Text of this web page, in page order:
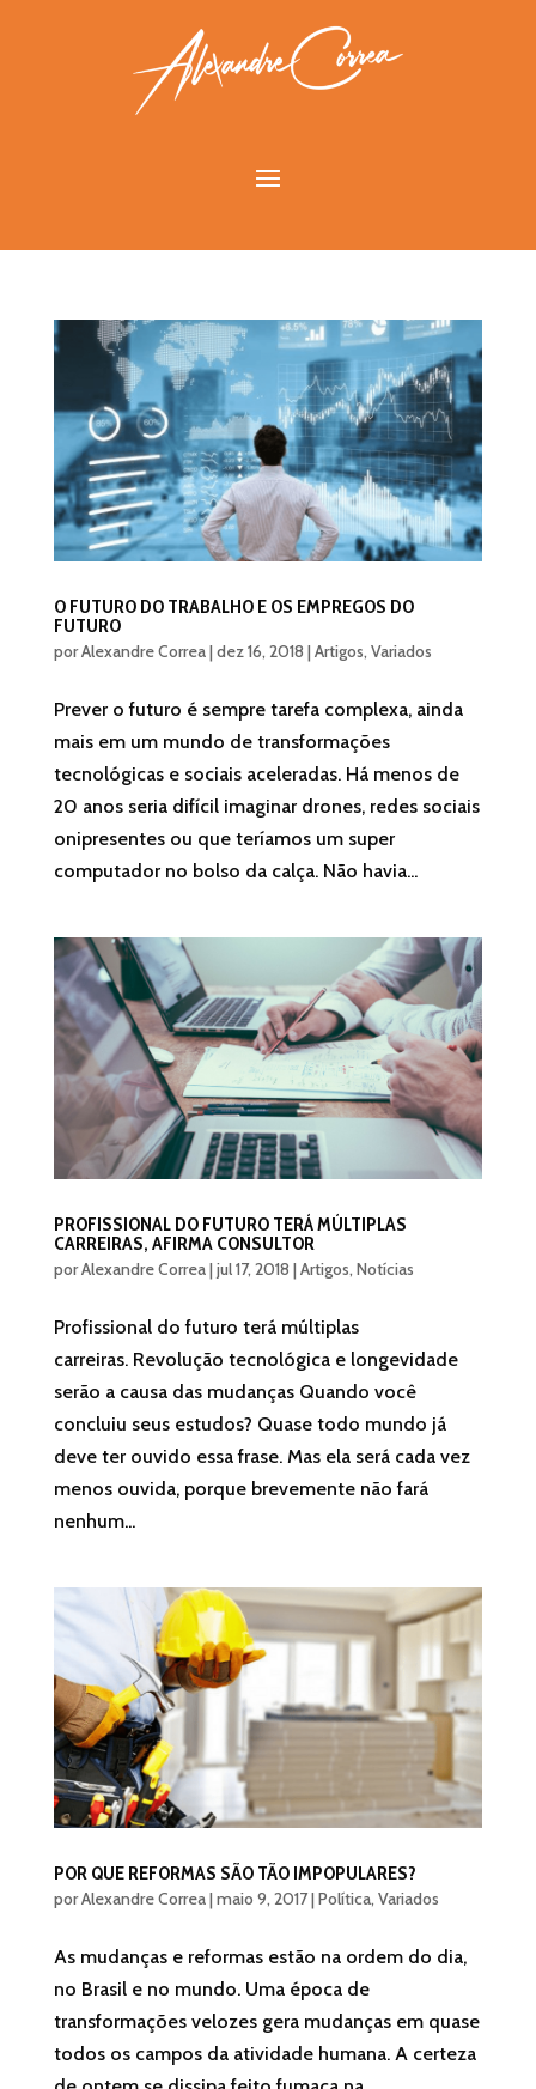
O FUTURO DO TRABALHO E OS EMPREGOS DO
FUTURO
porAlexandre Correa|dez 16, 2018 |Artigos,Variados
Prever o futuro é sempre tarefa complexa, ainda
mais em um mundo de transformações
tecnológicas e sociais aceleradas. Há menos de
20 anos seria difícil imaginar drones, redes sociais
onipresentes ou que teríamos um super
computador no bolso da calça. Não havia...
PROFISSIONAL DO FUTURO TERÁ MÚLTIPLAS
CARREIRAS, AFIRMA CONSULTOR
porAlexandre Correa|jul 17, 2018 |Artigos, Notícias
Profissional do futuro terá múltiplas
carreiras. Revolução tecnológica e longevidade
serão a causa das mudanças Quando você
concluiu seus estudos? Quase todo mundo já
deve ter ouvido essa frase. Mas ela será cada vez
menos ouvida, porque brevemente não fará
nenhum...
POR QUE REFORMAS SÃO TÃO IMPOPULARES?
porAlexandre Correa|maio 9, 2017|Política,Variados
As mudanças e reformas estão na ordem do dia,
no Brasil e no mundo. Uma época de
transformações velozes gera mudanças em quase
todos os campos da atividade humana. A certeza